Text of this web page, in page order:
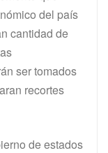
del país
cantidad de
ser tomados
recortes
de estados